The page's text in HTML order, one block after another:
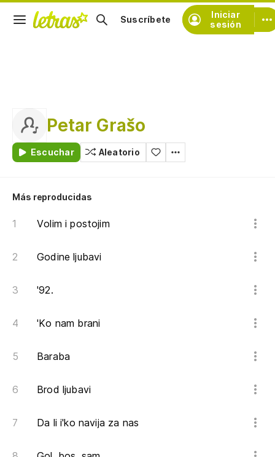
Iniciar
sesión
Suscríbete
Petar Grašo
Escuchar Aleatorio
Más reproducidas
Volim i postojim
Godine ljubavi
'92.
'Ko nam brani
Baraba
Brod ljubavi
Da li i'ko navija za nas